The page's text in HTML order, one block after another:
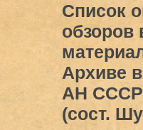
Список
обзоров
Архиве
АН
(сост.